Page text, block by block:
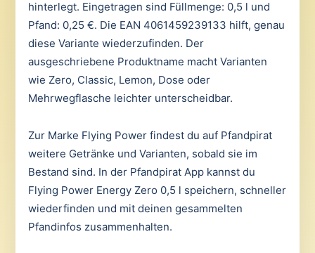
hinterlegt. Eingetragen sind Füllmenge: 0,5 l und
Pfand: 0,25 €. Die EAN 4061459239133 hilft, genau
diese Variante wiederzufinden. Der
ausgeschriebene Produktname macht Varianten
wie Zero, Classic, Lemon, Dose oder
Mehrwegflasche leichter unterscheidbar.
Zur Marke Flying Power findest du auf Pfandpirat
weitere Getränke und Varianten, sobald sie im
Bestand sind. In der Pfandpirat App kannst du
Flying Power Energy Zero 0,5 l speichern, schneller
wiederfinden und mit deinen gesammelten
Pfandinfos zusammenhalten.